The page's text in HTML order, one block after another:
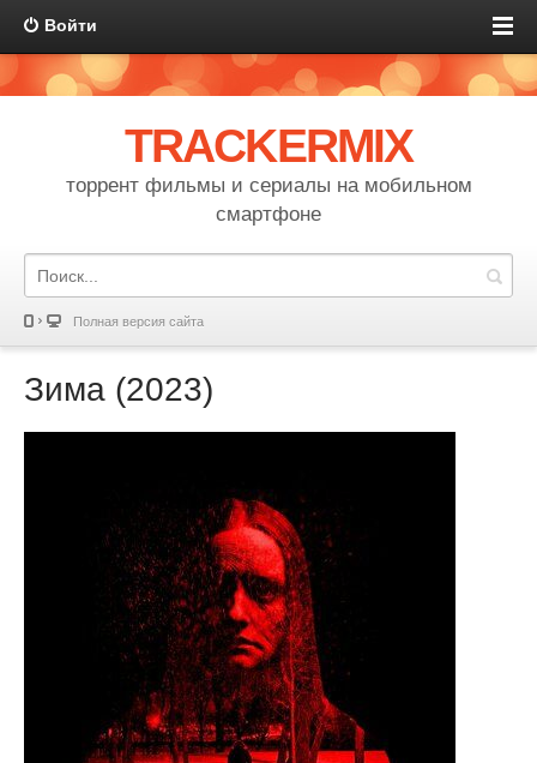
Войти
TRACKERMIX
торрент фильмы и сериалы на мобильном
смартфоне
Полная версия сайта
Зима (2023)